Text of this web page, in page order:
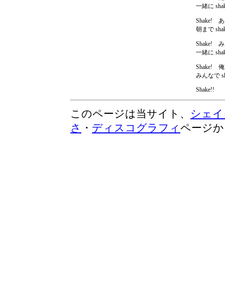
一緒に
Shake! あ
朝まで
Shake! み
一緒に
Shake! 俺
みんなで
Shake!!
このページは当サイト、 シェ
さ ・ ディスコグラフィ ページ